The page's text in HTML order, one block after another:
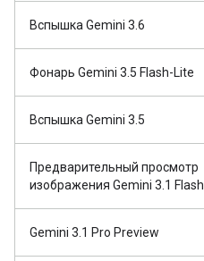
Вспышка Gemini 3.6
Фонарь Gemini 3.5 Flash-Lite
Вспышка Gemini 3.5
Предварительный просмотр
изображения Gemini 3.1 Flash
Gemini 3.1 Pro Preview